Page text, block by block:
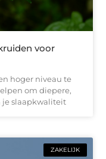
voor
hoger niveau te
om diepere,
je slaapkwaliteit
ZAKELIJK